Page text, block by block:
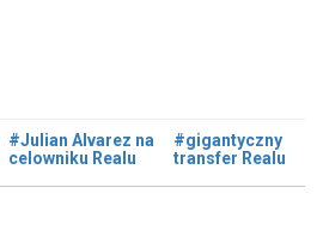
#Julian Alvarez na
celowniku Realu
#gigantyczny
transfer Realu